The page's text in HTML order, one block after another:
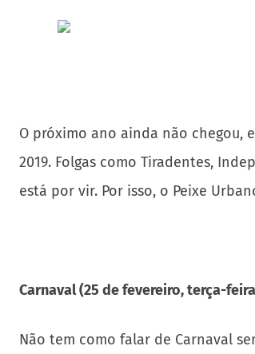
O próximo ano ainda não chegou,
2019. Folgas como Tiradentes,
está por vir. Por isso, o Peixe
Carnaval (25 de fevereiro, terça-
Não tem como falar de Carnaval